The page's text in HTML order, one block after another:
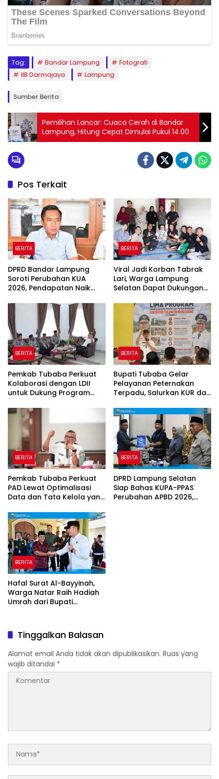
Tag: Bandar Lampung
Fotografi
IIB Darmajaya
Lampung
Sumber Berita
Pemilihan Lancar: Cuaca Cerah di Bandar
Lampung, Hitung Cepat Dimulai Pukul 14.00
Pos Terkait
BERITA
DPRD Bandar Lampung
Soroti Perubahan KUA
2026, Pendapatan Naik
Dipangkas
BERITA
Viral Jadi Korban Tabrak
Lari, Warga Lampung
Selatan Dapat Dukungan
Influencer
BERITA
Pemkab Tubaba Perkuat
Kolaborasi dengan LDII
untuk Dukung Program
BERITA
Bupati Tubaba Gelar
Pelayanan Peternakan
Terpadu, Salurkan KUR dan
Ketenagakerjaan
BERITA
Pemkab Tubaba Perkuat
PAD Lewat Optimalisasi
Data dan Tata Kelola yang
BERITA
DPRD Lampung Selatan
Siap Bahas KUPA-PPAS
Perubahan APBD 2026,
BERITA
Hafal Surat Al-Bayyinah,
Warga Natar Raih Hadiah
Umrah dari Bupati
Tinggalkan Balasan
Alamat email Anda tidak akan dipublikasikan. Ruas yang
wajib ditandai *